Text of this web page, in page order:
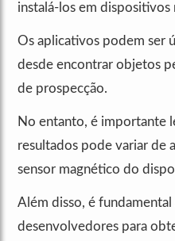
instalá-los em dispositivos
Os aplicativos podem ser
desde encontrar objetos
de prospecção.
No entanto, é importante
resultados pode variar de
sensor magnético do
Além disso, é
desenvolvedores para